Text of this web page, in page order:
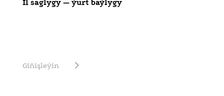
Il saglygy — ýurt baýlygy
Giňişleýin